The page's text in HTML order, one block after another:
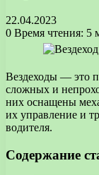
22.04.2023
0 Время чтения: 5
Вездеходы — это
сложных и
них оснащены
их управление и
водителя.
Содержание